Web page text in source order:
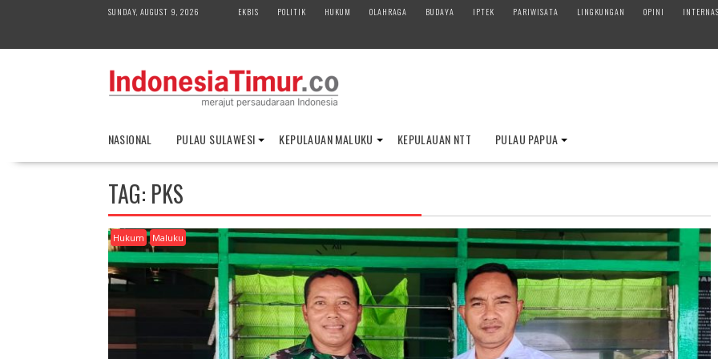
SUNDAY, AUGUST 9, 2026 EKBIS POLITIK HUKUM OLAHRAGA BUDAYA IPTEK PARIWISATA LINGKUNGAN OPINI
NASIONAL PULAU SULAWESI KEPULAUAN MALUKU KEPULAUAN NTT PULAU PAPUA
TAG: PKS
Hukum Maluku